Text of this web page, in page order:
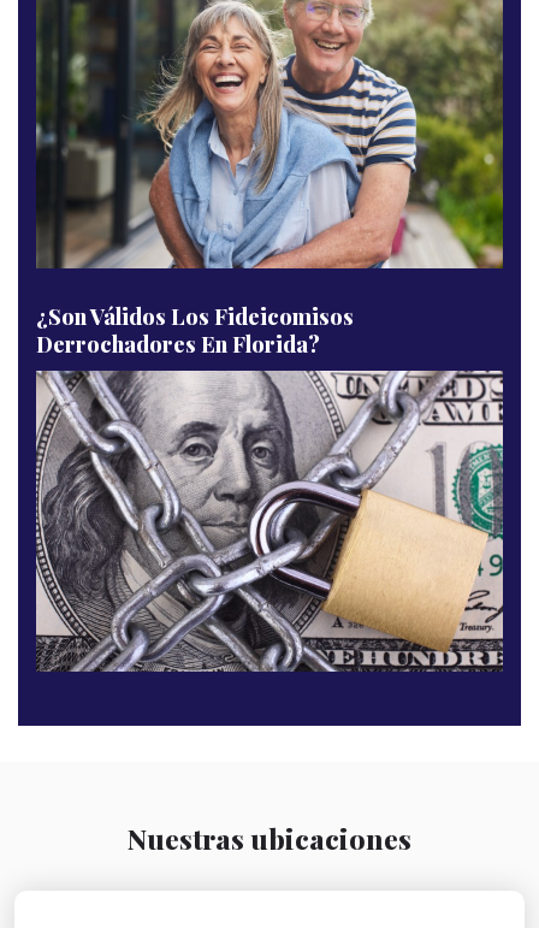
¿Son Válidos Los Fideicomisos
Derrochadores En Florida?
Nuestras ubicaciones